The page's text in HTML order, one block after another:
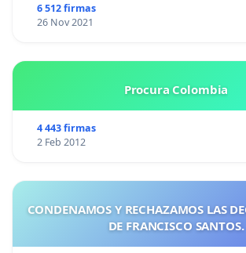
6 512 firmas
26 Nov 2021
Procura Colombia
4 443 firmas
2 Feb 2012
CONDENAMOS Y RECHAZAMOS LAS
DE FRANCISCO SANTOS.